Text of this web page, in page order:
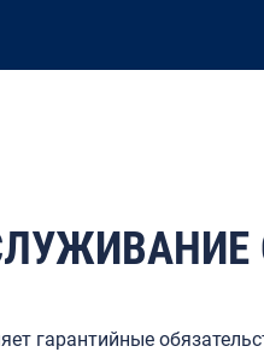
гарантийные